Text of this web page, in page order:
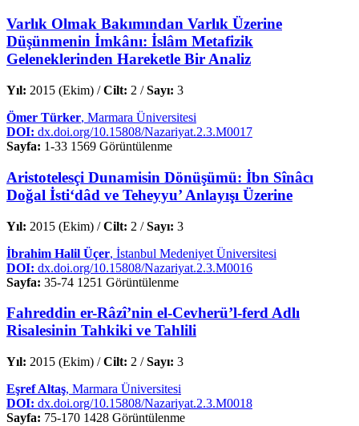
Varlık Olmak Bakımından Varlık Üzerine
Düşünmenin İmkânı: İslâm Metafizik
Geleneklerinden Hareketle Bir Analiz
Yıl: 2015 (Ekim) /Cilt: 2 /Sayı: 3
Ömer Türker, Marmara Üniversitesi
DOI: dx.doi.org/10.15808/Nazariyat.2.3.M0017
Sayfa: 1-33 1569 Görüntülenme
Aristotelesçi Dunamisin Dönüşümü: İbn Sînâcı
Doğal İsti‘dâd ve Teheyyu’ Anlayışı Üzerine
Yıl: 2015 (Ekim) /Cilt: 2 /Sayı: 3
İbrahim Halil Üçer, İstanbul Medeniyet Üniversitesi
DOI: dx.doi.org/10.15808/Nazariyat.2.3.M0016
Sayfa: 35-74 1251 Görüntülenme
Fahreddin er-Râzî’nin el-Cevherü’l-ferd Adlı
Risalesinin Tahkiki ve Tahlili
Yıl: 2015 (Ekim) /Cilt: 2 /Sayı: 3
Eşref Altaş, Marmara Üniversitesi
DOI: dx.doi.org/10.15808/Nazariyat.2.3.M0018
Sayfa: 75-170 1428 Görüntülenme